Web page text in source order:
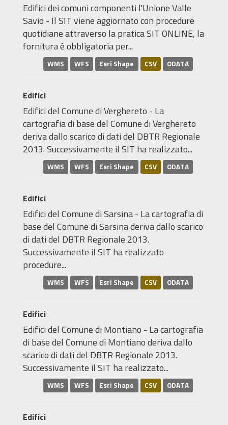
Edifici dei comuni componenti l'Unione Valle
Savio - Il SIT viene aggiornato con procedure
quotidiane attraverso la pratica SIT ONLINE, la
fornitura è obbligatoria per...
WMS WFS Esri Shape CSV ODATA
Edifici
Edifici del Comune di Verghereto - La
cartografia di base del Comune di Verghereto
deriva dallo scarico di dati del DBTR Regionale
2013. Successivamente il SIT ha realizzato...
WMS WFS Esri Shape CSV ODATA
Edifici
Edifici del Comune di Sarsina - La cartografia di
base del Comune di Sarsina deriva dallo scarico
di dati del DBTR Regionale 2013.
Successivamente il SIT ha realizzato
procedure...
WMS WFS Esri Shape CSV ODATA
Edifici
Edifici del Comune di Montiano - La cartografia
di base del Comune di Montiano deriva dallo
scarico di dati del DBTR Regionale 2013.
Successivamente il SIT ha realizzato...
WMS WFS Esri Shape CSV ODATA
Edifici